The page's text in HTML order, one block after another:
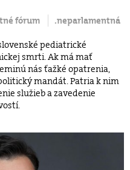
fórum
.neparlamentná
pediatrické
smrti. Ak má mať
nás ťažké opatrenia,
mandát. Patria k nim
služieb a zavedenie